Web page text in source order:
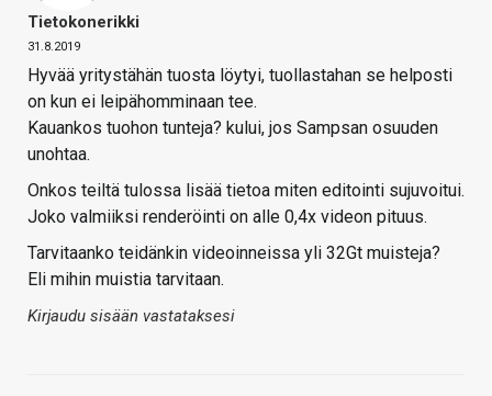
Tietokonerikki
31.8.2019
Hyvää yritystähän tuosta löytyi, tuollastahan se helposti
on kun ei leipähomminaan tee.
Kauankos tuohon tunteja? kului, jos Sampsan osuuden
unohtaa.
Onkos teiltä tulossa lisää tietoa miten editointi sujuvoitui.
Joko valmiiksi renderöinti on alle 0,4x videon pituus.
Tarvitaanko teidänkin videoinneissa yli 32Gt muisteja?
Eli mihin muistia tarvitaan.
Kirjaudu sisään vastataksesi